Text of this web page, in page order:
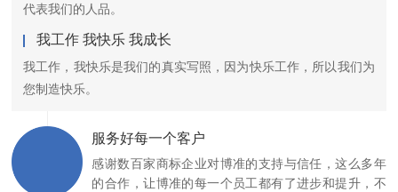
代表我们的人品。
我工作 我快乐 我成长
我工作，我快乐是我们的真实写照，因为快乐工作，所以我们为
您制造快乐。
服务好每一个客户
感谢数百家商标企业对博准的支持与信任，这么多年
的合作，让博准的每一个员工都有了进步和提升，不